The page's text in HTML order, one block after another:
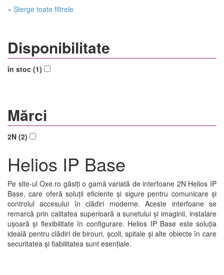
× Șterge toate filtrele
Disponibilitate
în stoc (1)
Mărci
2N (2)
Helios IP Base
Pe site-ul Oxe.ro găsiți o gamă variată de interfoane 2N Helios IP
Base, care oferă soluții eficiente și sigure pentru comunicare și
controlul accesului în clădiri moderne. Aceste interfoane se
remarcă prin calitatea superioară a sunetului și imaginii, instalare
ușoară și flexibilitate în configurare. Helios IP Base este soluția
ideală pentru clădiri de birouri, școli, spitale și alte obiecte în care
securitatea și fiabilitatea sunt esențiale.